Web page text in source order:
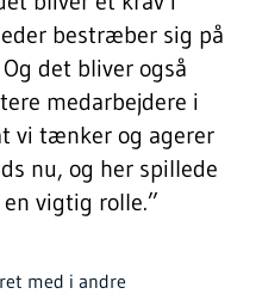
bestræber sig på
det bliver også
medarbejdere i
vi tænker og agerer
nu, og her spillede
vigtig rolle.”
med i andre